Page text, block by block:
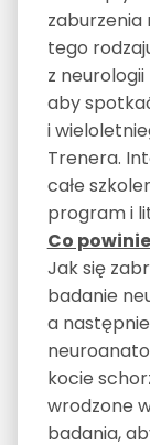
zaburzenia
tego
z neurologii
aby
i
Trenera.
całe
program i
Co
Jak się
badanie
a
kocie
wrodzone
badania,